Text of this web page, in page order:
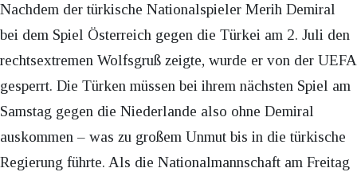
Nachdem der türkische Nationalspieler Merih Demiral
bei dem Spiel Österreich gegen die Türkei am 2. Juli den
rechtsextremen Wolfsgruß zeigte, wurde er von der UEFA
gesperrt. Die Türken müssen bei ihrem nächsten Spiel am
Samstag gegen die Niederlande also ohne Demiral
auskommen – was zu großem Unmut bis in die türkische
Regierung führte. Als die Nationalmannschaft am Freitag